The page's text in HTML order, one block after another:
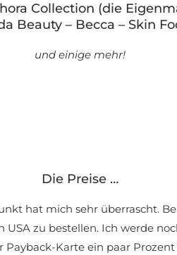
Collection (die
Beauty – Becca – Skin
und einige mehr!
Die Preise …
hat mich sehr überrascht.
zu bestellen. Ich werde
Payback-Karte ein paar